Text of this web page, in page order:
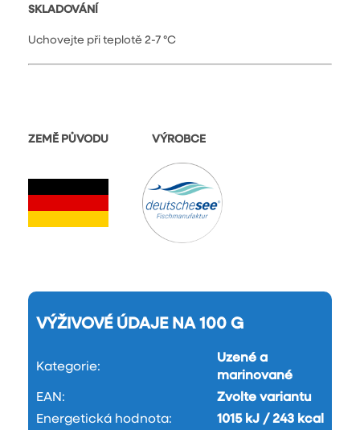
SKLADOVÁNÍ
Uchovejte při teplotě 2-7 °C
ZEMĚ PŮVODU VÝROBCE
VÝŽIVOVÉ ÚDAJE NA 100 G
Kategorie:
Uzené a
marinované
EAN:
Zvolte variantu
Energetická hodnota:
1015 kJ / 243 kcal